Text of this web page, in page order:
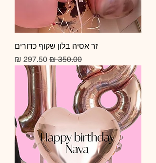
זר אסיה בלון שקוף כדורים
מחיר רגיל מחיר מבצע